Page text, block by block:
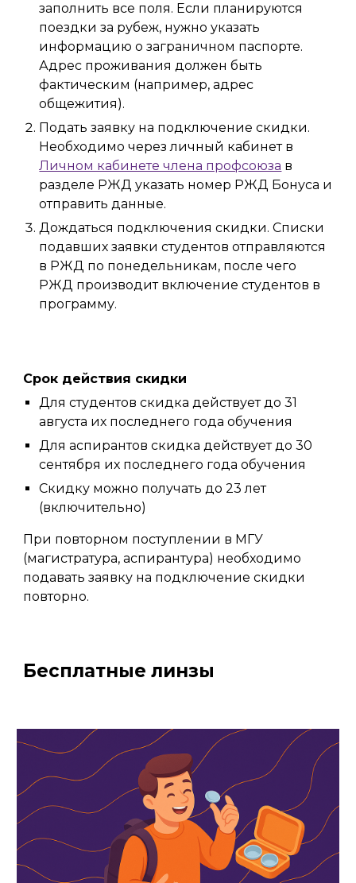
заполнить все поля. Если планируются
поездки за рубеж, нужно указать
информацию о заграничном паспорте.
Адрес проживания должен быть
фактическим (например, адрес
общежития).
Подать заявку на подключение скидки.
Необходимо через личный кабинет в
Личном кабинете члена профсоюза в
разделе РЖД указать номер РЖД Бонуса и
отправить данные.
Дождаться подключения скидки. Списки
подавших заявки студентов отправляются
в РЖД по понедельникам, после чего
РЖД производит включение студентов в
программу.
Срок действия скидки
Для студентов скидка действует до 31
августа их последнего года обучения
Для аспирантов скидка действует до 30
сентября их последнего года обучения
Скидку можно получать до 23 лет
(включительно)
При повторном поступлении в МГУ
(магистратура, аспирантура) необходимо
подавать заявку на подключение скидки
повторно.
Бесплатные линзы